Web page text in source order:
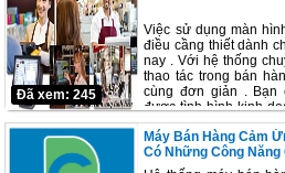
Việc sử dụng màn
điều cầng thiết dành
nay . Với hệ thống
thao tác trong bán
cùng đơn giản . Bạn
được tình hình kinh
cụ thể nhằm gia tăng
của mình.
Tính năng ưu việt
Đã xem: 245
Máy Bán Hàng Cảm
Có Những Công Năng